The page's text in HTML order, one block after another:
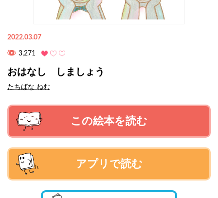
2022.03.07
3,271
おはなし しましょう
たちばな ねむ
この絵本を読む
アプリで読む